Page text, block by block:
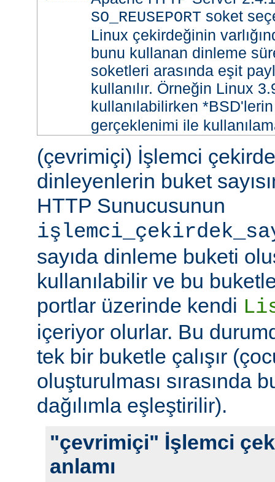
SO_REUSEPORT soket
Linux çekirdeğinin
bunu kullanan dinleme
soketleri arasında eşit
kullanılır. Örneğin Linux
kullanılabilirken
gerçeklenimi ile
(çevrimiçi) İşlemci
dinleyenlerin buket
HTTP Sunucusunun
sayıda dinleme buketi
kullanılabilir ve bu
portlar üzerinde kendi
içeriyor olurlar. Bu
tek bir buketle çalışır
oluşturulması sırasında
dağılımla eşleştirilir).
"çevrimiçi" İşlemci
anlamı